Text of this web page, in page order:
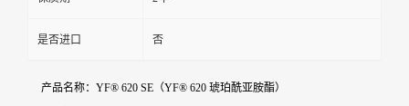
是否进口 否
产品名称：YF® 620 SE（YF® 620 琥珀酰亚胺酯）